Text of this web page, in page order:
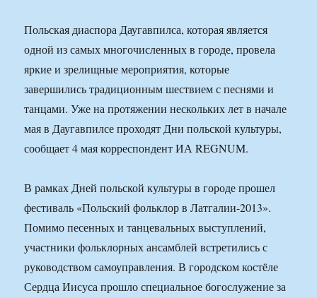
Польская диаспора Даугавпилса, которая является
одной из самых многочисленных в городе, провела
яркие и зрелищные мероприятия, которые
завершились традиционным шествием с песнями и
танцами. Уже на протяжении нескольких лет в начале
мая в Даугавпилсе проходят Дни польской культуры,
сообщает 4 мая корреспондент ИА REGNUM.
В рамках Дней польской культуры в городе прошел
фестиваль «Польский фольклор в Латгалии-2013».
Помимо песенных и танцевальных выступлений,
участники фольклорных ансамблей встретились с
руководством самоуправления. В городском костёле
Сердца Иисуса прошло специальное богослужение за